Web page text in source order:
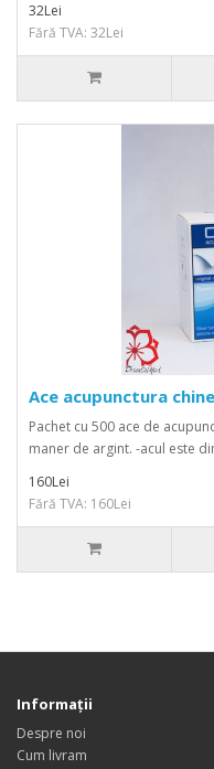
32Lei
Fără TVA: 32Lei
Ace acupunctura
Pachet cu 500 ace de
maner de argint. -acul este
160Lei
Fără TVA: 160Lei
Informaţii
Despre noi
Cum livram